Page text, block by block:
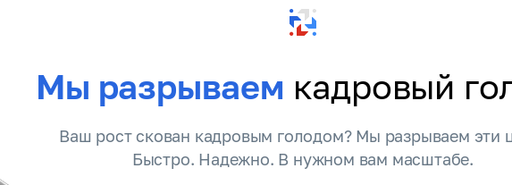
Мы разрываем кадровый
Ваш рост скован кадровым голодом? Мы разрываем эти
Быстро. Надежно. В нужном вам масштабе.